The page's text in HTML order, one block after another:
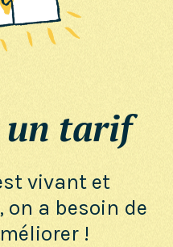
un tarif
vivant et
on a besoin de
!